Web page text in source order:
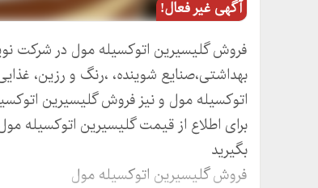
آگهی غیر فعال!
فروش گلیسیرین اتوکسیله مول در شرکت
بهداشتی،صنایع شوینده، ،رنگ و رزین،
اتوکسیله مول و نیز فروش گلیسیرین
برای اطلاع از قیمت گلیسیرین اتوکسیله
بگیرید
فروش گلیسیرین اتوکسیله مول